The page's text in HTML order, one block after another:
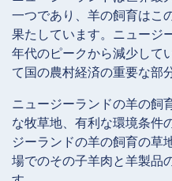
一つであり、羊の飼育はこ
果たしています。ニュージ
年代のピークから減少して
て国の農村経済の重要な部
ニュージーランドの羊の飼
な牧草地、有利な環境条件
ジーランドの羊の飼育の草
場でのその子羊肉と羊製品